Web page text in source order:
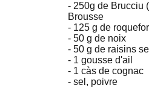
- 250g de Brucciu
Brousse
- 125 g de
- 50 g de noix
- 50 g de raisins
- 1 gousse d'ail
- 1 càs de cognac
- sel, poivre